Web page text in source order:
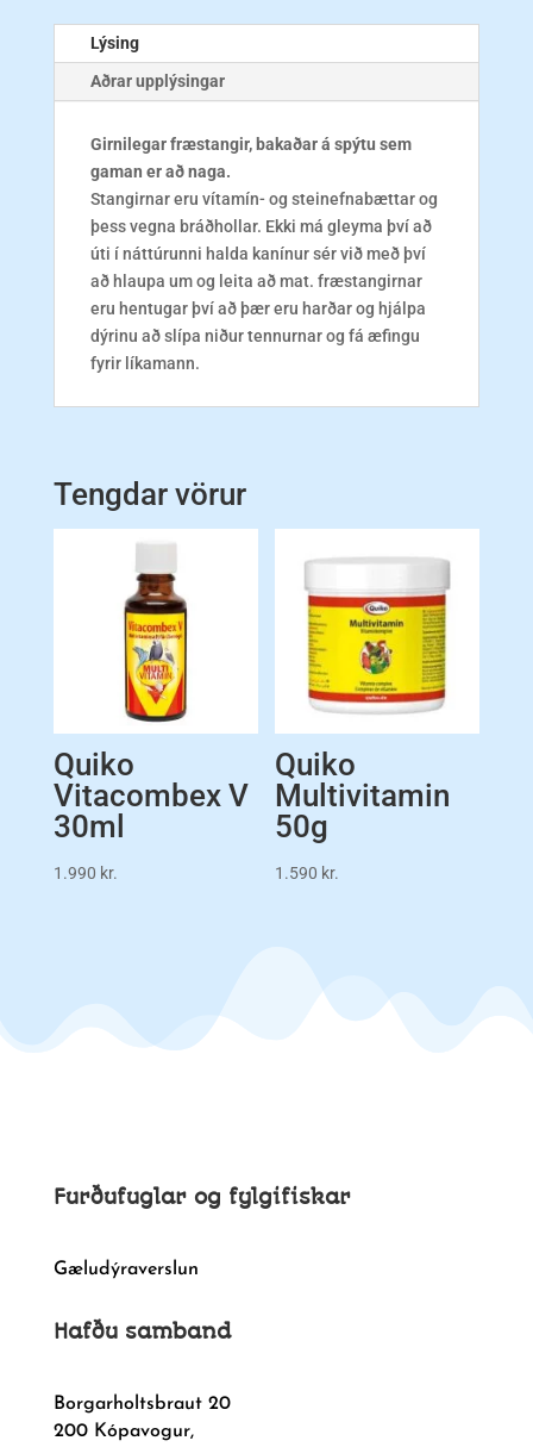
Lýsing
Aðrar upplýsingar
Girnilegar fræstangir, bakaðar á spýtu sem
gaman er að naga.
Stangirnar eru vítamín- og steinefnabættar og
þess vegna bráðhollar. Ekki má gleyma því að
úti í náttúrunni halda kanínur sér við með því
að hlaupa um og leita að mat. fræstangirnar
eru hentugar því að þær eru harðar og hjálpa
dýrinu að slípa niður tennurnar og fá æfingu
fyrir líkamann.
Tengdar vörur
Quiko
Vitacombex V
30ml
1.990 kr.
Quiko
Multivitamin
50g
1.590 kr.
Furðufuglar og fylgifiskar
Gæludýraverslun
Hafðu samband
Borgarholtsbraut 20
200 Kópavogur,